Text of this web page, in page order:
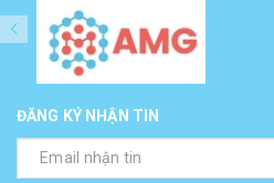
ĐĂNG KÝ NHẬN TIN